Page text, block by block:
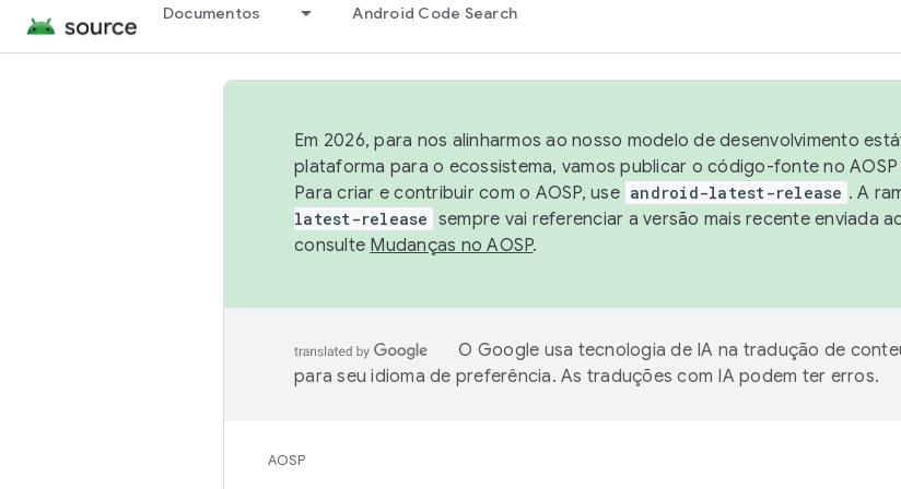
Documentos Android Code Search
Em 2026, para nos alinharmos ao nosso modelo de desenvolvimento
plataforma para o ecossistema, vamos publicar o código-fonte no
Para criar e contribuir com o AOSP, use android-latest-release . A
latest-release sempre vai referenciar a versão mais recente enviada
consulte Mudanças no AOSP.
O Google usa tecnologia de IA na tradução de
para seu idioma de preferência. As traduções com IA podem ter erros.
AOSP